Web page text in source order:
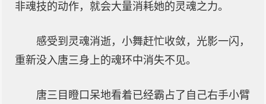
非魂技的动作，就会大量消耗她的灵魂之力。
感受到灵魂消逝，小舞赶忙收敛，光影一闪，
重新没入唐三身上的魂环中消失不见。
唐三目瞪口呆地看着已经霸占了自己右手小臂